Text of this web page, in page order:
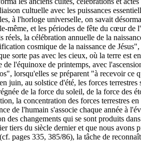
cultuelle avec les puissances
à l'horloge universelle, on savait
même, et les périodes de fête du cœur
réels, la célébration annuelle de la
cosmique de la naissance de
sorte pas avec les cieux, où la terre est
de l'équinoxe de printemps, avec
lorsqu'elles se préparent "à recevoir ce
juin, au solstice d'été, les forces
de la force du soleil, de la force des
la concentration des forces terrestres
de l'humain s'associe chaque année à
des changements qui se sont produits
tiers du siècle dernier et que nous avons
pages 335, 385/86), la tâche de